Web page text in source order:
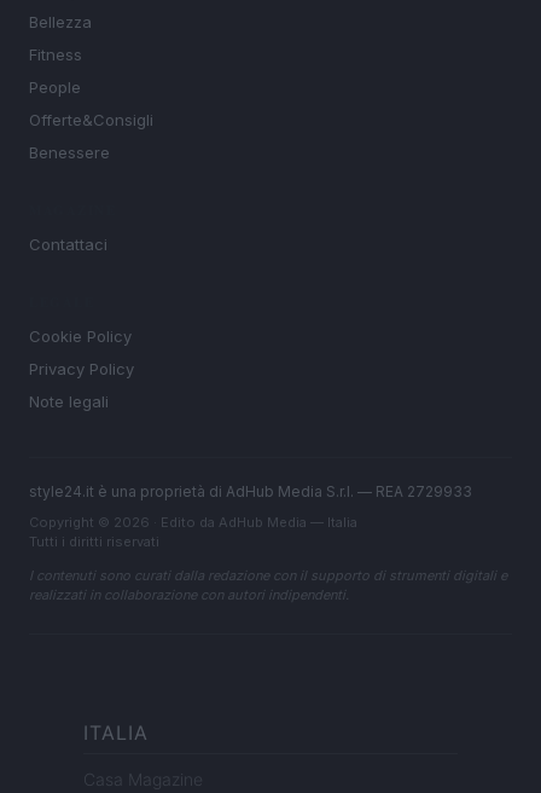
Bellezza
Fitness
People
Offerte&Consigli
Benessere
Contattaci
Cookie Policy
Privacy Policy
Note legali
style24.it è una proprietà di AdHub Media S.r.l. — REA 2729933
Copyright © 2026 · Edito da AdHub Media — Italia
Tutti i diritti riservati
I contenuti sono curati dalla redazione con il supporto di strumenti digitali e
realizzati in collaborazione con autori indipendenti.
ITALIA
Casa Magazine